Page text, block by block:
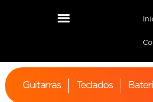
Guitarras Teclados